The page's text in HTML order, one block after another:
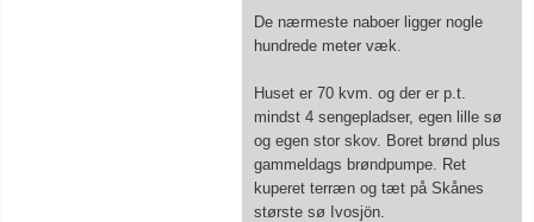
De nærmeste naboer ligger nogle
hundrede meter væk.
Huset er 70 kvm. og der er p.t.
mindst 4 sengepladser, egen lille sø
og egen stor skov. Boret brønd plus
gammeldags brøndpumpe. Ret
kuperet terræn og tæt på Skånes
største sø Ivosjön.